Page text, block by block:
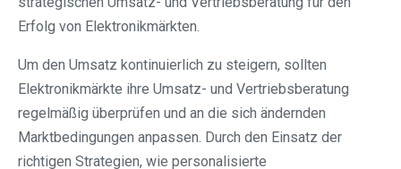
Erfolg von Elektronikmärkten.
Um den Umsatz kontinuierlich zu steigern, sollten
Elektronikmärkte ihre Umsatz- und Vertriebsberatung
regelmäßig überprüfen und an die sich ändernden
Marktbedingungen anpassen. Durch den Einsatz der
richtigen Strategien, wie personalisierte